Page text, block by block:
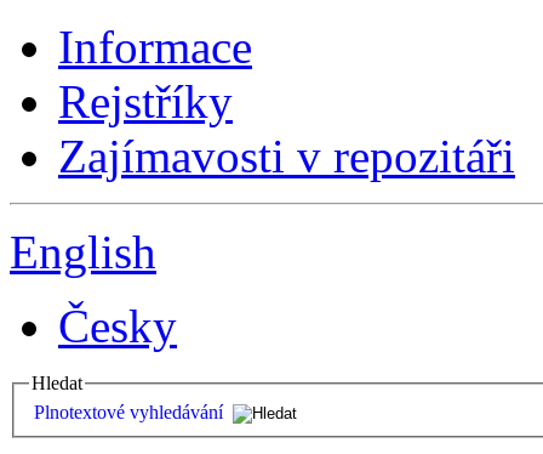
Informace
Rejstříky
Zajímavosti v repozitáři
English
Česky
Hledat
Plnotextové vyhledávání